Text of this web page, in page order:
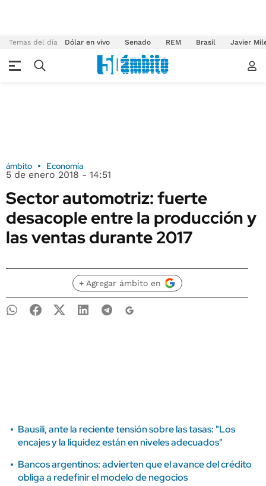
Temas del día Dólar en vivo Senado REM Brasil Javier
ámbito Economía
5 de enero 2018 - 14:51
Sector automotriz: fuerte
desacople entre la producción y
las ventas durante 2017
+ Agregar ámbito en
Bausili, ante la reciente tensión sobre las tasas: "Los
encajes y la liquidez están en niveles adecuados"
Bancos argentinos: advierten que el avance del crédito
obliga a redefinir el modelo de negocios